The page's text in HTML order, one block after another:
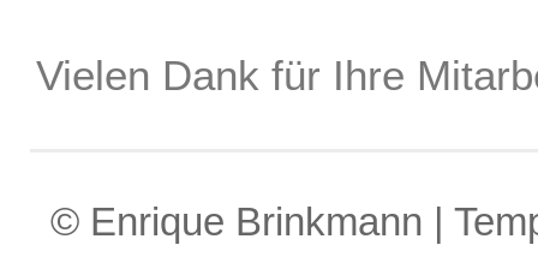
Vielen Dank für Ihre
© Enrique Brinkmann |